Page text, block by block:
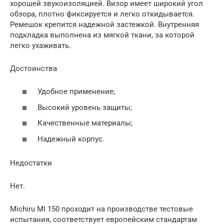
хорошей звукоизоляцией. Визор имеет широкий угол
обзора, плотно фиксируется и легко откидывается.
Ремешок крепится надежной застежкой. Внутренняя
подкладка выполнена из мягкой ткани, за которой
легко ухаживать.
Достоинства
Удобное применение;
Высокий уровень защиты;
Качественные материалы;
Надежный корпус.
Недостатки
Нет.
Michiru MI 150 проходит на производстве тестовые
испытания, соответствует европейским стандартам